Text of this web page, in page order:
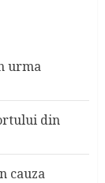
urma
din
cauza